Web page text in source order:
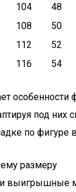
104 48
108 50
112 52
116 54
особенности
под них
по фигуре
размеру
выигрышные